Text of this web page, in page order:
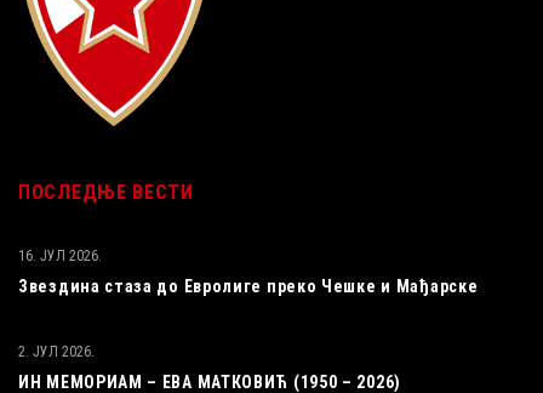
ПОСЛЕДЊЕ ВЕСТИ
Звездина стаза до Евролиге преко Чешке и Мађарске
16. ЈУЛ 2026.
ИН МЕМОРИАМ – ЕВА МАТКОВИЋ (1950 – 2026)
2. ЈУЛ 2026.